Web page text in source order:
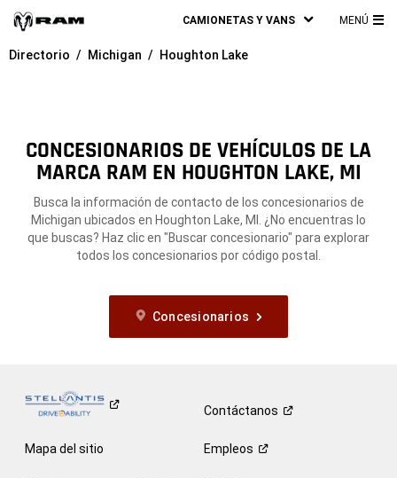
CAMIONETAS Y VANS MENÚ
Directorio Michigan Houghton Lake
CONCESIONARIOS DE VEHÍCULOS DE LA
MARCA RAM EN HOUGHTON LAKE, MI
Busca la información de contacto de los concesionarios de
Michigan ubicados en Houghton Lake, MI. ¿No encuentras lo
que buscas? Haz clic en "Buscar concesionario" para explorar
todos los concesionarios por código postal.
Concesionarios
Contáctanos
Mapa del sitio Empleos